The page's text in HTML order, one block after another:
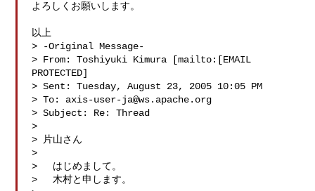
よろしくお願いします。
以上
> -Original Message-
> From: Toshiyuki Kimura [mailto:[EMAIL
PROTECTED]
> Sent: Tuesday, August 23, 2005 10:05 PM
> To: axis-user-ja@ws.apache.org
> Subject: Re: Thread
>
> 片山さん
>
> 　はじめまして。
> 　木村と申します。